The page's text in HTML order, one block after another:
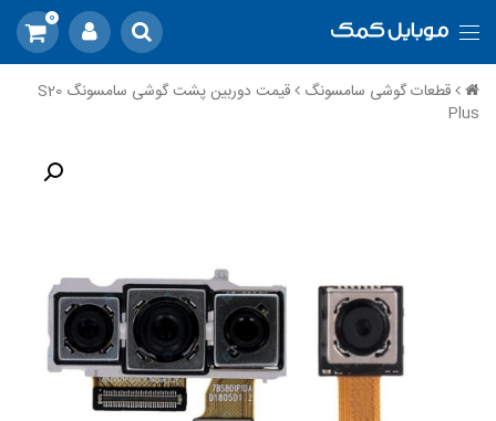
0
قطعات گوشی سامسونگ
قیمت دوربین پشت گوشی سامسونگ S20
Plus